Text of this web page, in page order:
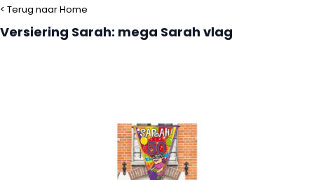
< Terug naar Home
Versiering Sarah: mega Sarah vlag